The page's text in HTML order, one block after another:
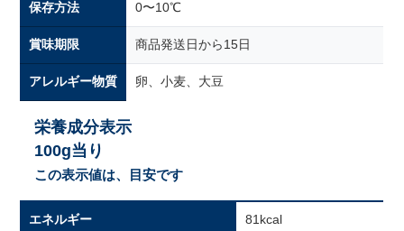
保存方法 0〜10℃
賞味期限 商品発送日から15日
アレルギー物質 卵、小麦、大豆
栄養成分表示
100g当り
この表示値は、目安です
エネルギー 81kcal